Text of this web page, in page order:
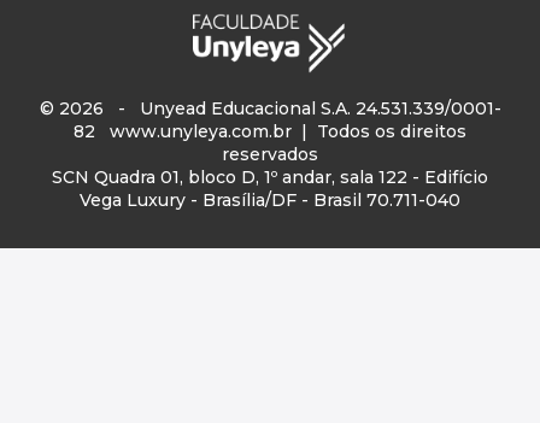
© 2026 - Unyead Educacional S.A. 24.531.339/0001-
82 www.unyleya.com.br | Todos os direitos
reservados
SCN Quadra 01, bloco D, 1º andar, sala 122 - Edifício
Vega Luxury - Brasília/DF - Brasil 70.711-040